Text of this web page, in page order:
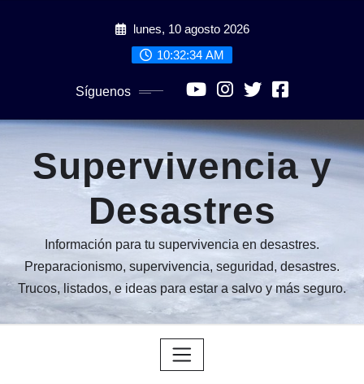
lunes, 10 agosto 2026
10:32:35 AM
Síguenos
Supervivencia y
Desastres
Información para tu supervivencia en desastres.
Preparacionismo, supervivencia, seguridad, desastres.
Trucos, listados, e ideas para estar a salvo y más seguro.